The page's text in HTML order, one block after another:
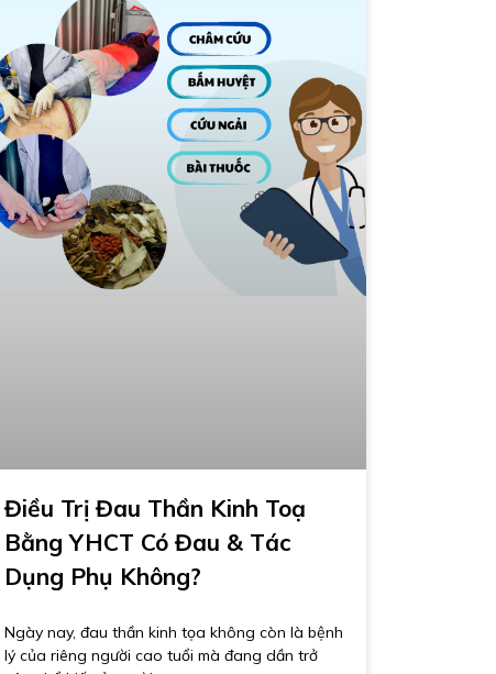
Điều Trị Đau Thần Kinh Toạ
Bằng YHCT Có Đau & Tác
Dụng Phụ Không?
Ngày nay, đau thần kinh tọa không còn là bệnh
lý của riêng người cao tuổi mà đang dần trở